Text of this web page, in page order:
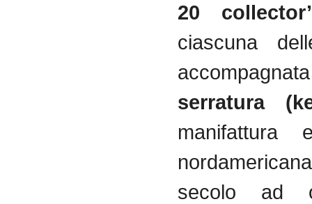
20
ciascuna
serratura
manifattura
secolo ad